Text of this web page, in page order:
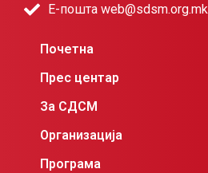
Е-пошта web@sdsm.org.mk
Почетна
Прес центар
За СДСМ
Организација
Програма